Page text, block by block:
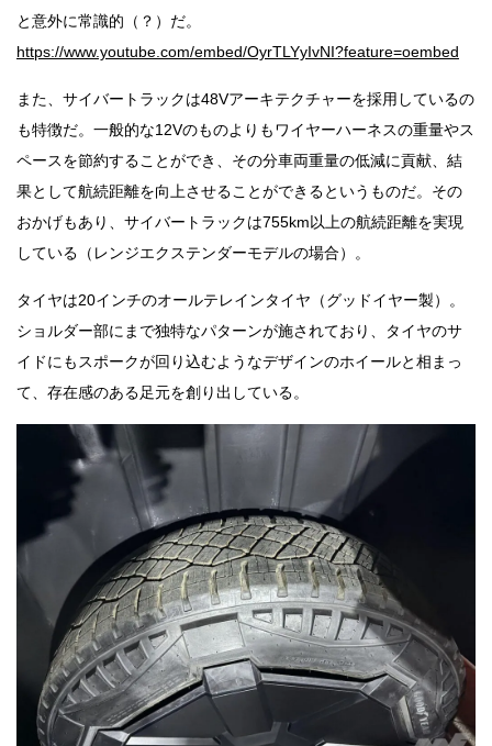
と意外に常識的（？）だ。
https://www.youtube.com/embed/OyrTLYyIvNI?feature=oembed
また、サイバートラックは48Vアーキテクチャーを採用しているの
も特徴だ。一般的な12Vのものよりもワイヤーハーネスの重量やス
ペースを節約することができ、その分車両重量の低減に貢献、結
果として航続距離を向上させることができるというものだ。その
おかげもあり、サイバートラックは755km以上の航続距離を実現
している（レンジエクステンダーモデルの場合）。
タイヤは20インチのオールテレインタイヤ（グッドイヤー製）。
ショルダー部にまで独特なパターンが施されており、タイヤのサ
イドにもスポークが回り込むようなデザインのホイールと相まっ
て、存在感のある足元を創り出している。